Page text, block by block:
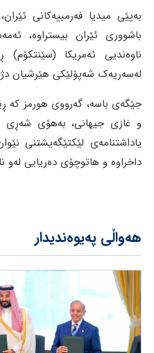
بەپێی میدیا فەرمییەکانی
باشووری ئێران بیستراوە،
ناوەندیی ئەمریکا
لەسەریەک شەپۆلێکی هێرشیان دژ
جێگەی باسە، گەرووی هورمز کە
و غازی جیهانی، بەهۆی شەڕی
یاداشتنامەی لێکتێگەیشتنی
داخراوە و هاتوچۆی دەریایی لەو
هەواڵی پەیوەندیدار